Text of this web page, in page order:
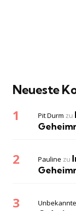
Neueste
Pit Durm zu
Pauline zu